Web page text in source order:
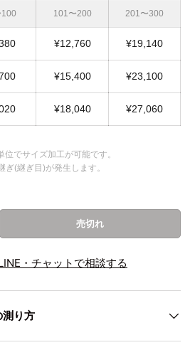
101〜200 201〜300
¥12,760 ¥19,140
¥15,400 ¥23,100
¥18,040 ¥27,060
でサイズ加工が可能です。
(継ぎ目)が発生します。
やす 売切れ
・チャットで相談する
測り方